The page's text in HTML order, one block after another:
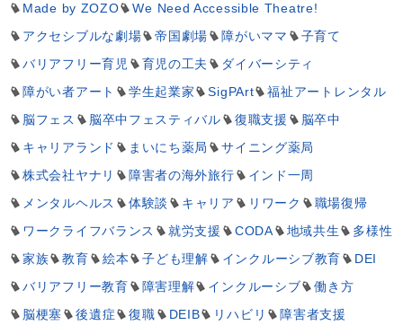
Made by ZOZO
We Need Accessible Theatre!
アクセシブルな劇場
帝国劇場 障がいママ
子育て
バリアフリー育児
育児の工夫
ダイバーシティ
障がい者アート
学生起業家 SigPArt
福祉アートレンタル
脳フェス
脳卒中フェスティバル 復職支援
脳卒中
キャリアランド
まいにち薬局
サイニング薬局
株式会社ヤナリ
障害者の海外旅行
インド一周
メンタルヘルス
体験談 キャリア リワーク
職場復帰
ワークライフバランス
就労支援 CODA 地域共生
多様性
家族
教育 絵本 子ども理解 インクルーシブ教育
DEI
バリアフリー教育
障害理解 インクルーシブ
働き方
脳梗塞
後遺症 復職 DEIB リハビリ
障害者支援